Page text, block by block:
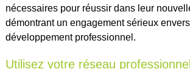
nécessaires pour réussir dans leur
démontrant un engagement sérieux
développement professionnel.
Utilisez votre réseau